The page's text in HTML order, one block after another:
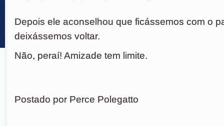
Depois ele aconselhou que ficássemos com o
deixássemos voltar.
Não, peraí! Amizade tem limite.
Postado por Perce Polegatto